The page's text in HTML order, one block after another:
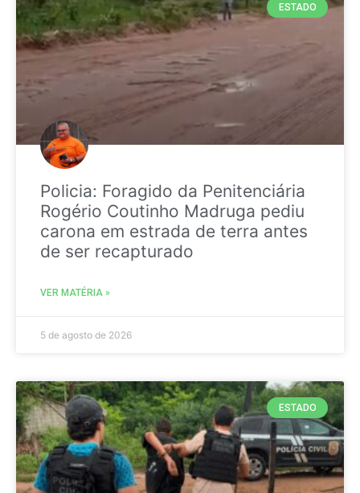
ESTADO
Policia: Foragido da Penitenciária
Rogério Coutinho Madruga pediu
carona em estrada de terra antes
de ser recapturado
VER MATÉRIA »
5 de agosto de 2026
ESTADO